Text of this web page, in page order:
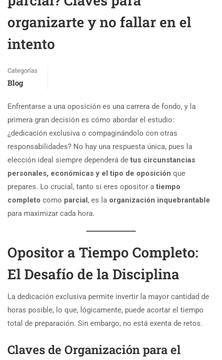
organizarte y no fallar en el
intento
Categorías
Blog
Enfrentarse a una oposición es una carrera de fondo, y la
primera gran decisión es cómo abordar el estudio:
¿dedicación exclusiva o compaginándolo con otras
responsabilidades? No hay una respuesta única, pues la
elección ideal siempre dependerá de tus circunstancias
personales, económicas y el tipo de oposición que
prepares. Lo crucial, tanto si eres opositor a tiempo
completo como parcial, es la organización inquebrantable
para maximizar cada hora.
Opositor a Tiempo Completo:
El Desafío de la Disciplina
La dedicación exclusiva permite invertir la mayor cantidad de
horas posible, lo que, lógicamente, puede acortar el tiempo
total de preparación. Sin embargo, no está exenta de retos.
Claves de Organización para el